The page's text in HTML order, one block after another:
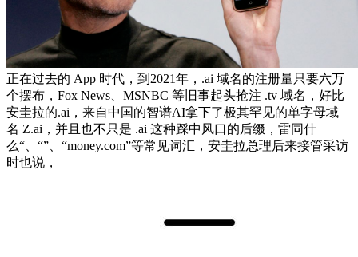
正在过去的 App 时代，到2021年，.ai 域名的注册量只要六万
个摆布，Fox News、MSNBC 等旧事起头抢注 .tv 域名，好比
安圭拉的.ai，来自中国的智谱AI拿下了极其罕见的单字母域
名 Z.ai，并且也不只是 .ai 这种踩中风口的后缀，雷同什
么“、“”、“money.com”等常见词汇，安圭拉总理后来接管采访
时也说，